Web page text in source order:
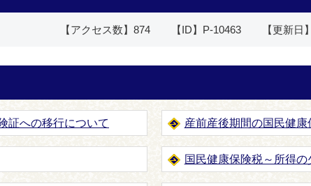
【アクセス数】 874 【ID】 P-10463 【更新日
証への移行について 産前産後期間の国民健
国民健康保険税～所得